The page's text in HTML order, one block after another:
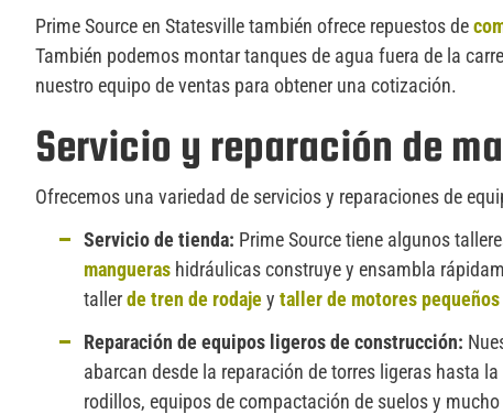
Prime Source en Statesville también ofrece repuestos de
También podemos montar tanques de agua fuera de la
nuestro equipo de ventas para obtener una cotización.
Servicio y reparación de
Ofrecemos una variedad de servicios y reparaciones de
Servicio de tienda: Prime Source tiene algunos
mangueras hidráulicas construye y ensambla
tallerde tren de rodajey taller de motores pequeños
Reparación de equipos ligeros de construcción:
abarcan desde la reparación de torres ligeras hasta
rodillos, equipos de compactación de suelos y